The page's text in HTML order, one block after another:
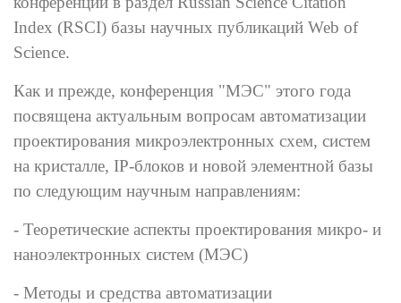
Index (RSCI) базы научных публикаций Web of
Science.
Как и прежде, конференция "МЭС" этого года
посвящена актуальным вопросам автоматизации
проектирования микроэлектронных схем, систем
на кристалле, IP-блоков и новой элементной базы
по следующим научным направлениям:
- Теоретические аспекты проектирования микро- и
наноэлектронных систем (МЭС)
- Методы и средства автоматизации